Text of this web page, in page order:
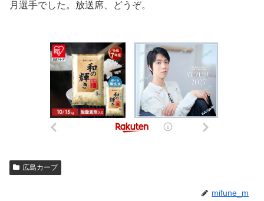
月選手でした。放送席、どうぞ。
広島カープ
mifune_m